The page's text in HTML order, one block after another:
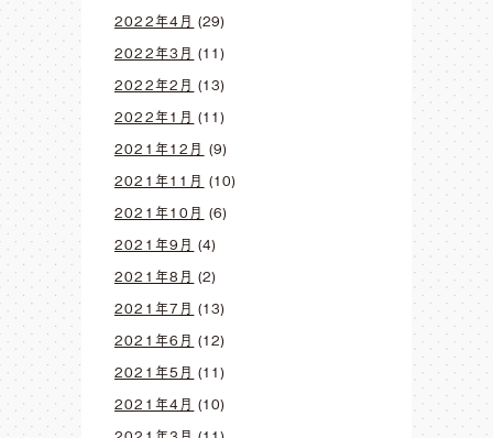
2022年4月 (29)
2022年3月 (11)
2022年2月 (13)
2022年1月 (11)
2021年12月 (9)
2021年11月 (10)
2021年10月 (6)
2021年9月 (4)
2021年8月 (2)
2021年7月 (13)
2021年6月 (12)
2021年5月 (11)
2021年4月 (10)